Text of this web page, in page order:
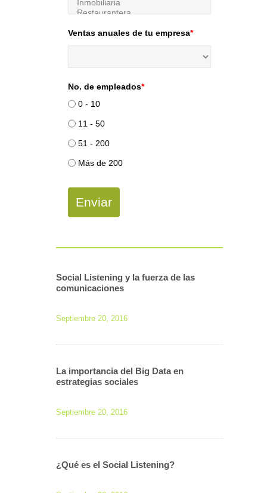
Ventas anuales de tu empresa*
No. de empleados*
0 - 10
11 - 50
51 - 200
Más de 200
Enviar
Social Listening y la fuerza de las
comunicaciones
Septiembre 20, 2016
La importancia del Big Data en
estrategias sociales
Septiembre 20, 2016
¿Qué es el Social Listening?